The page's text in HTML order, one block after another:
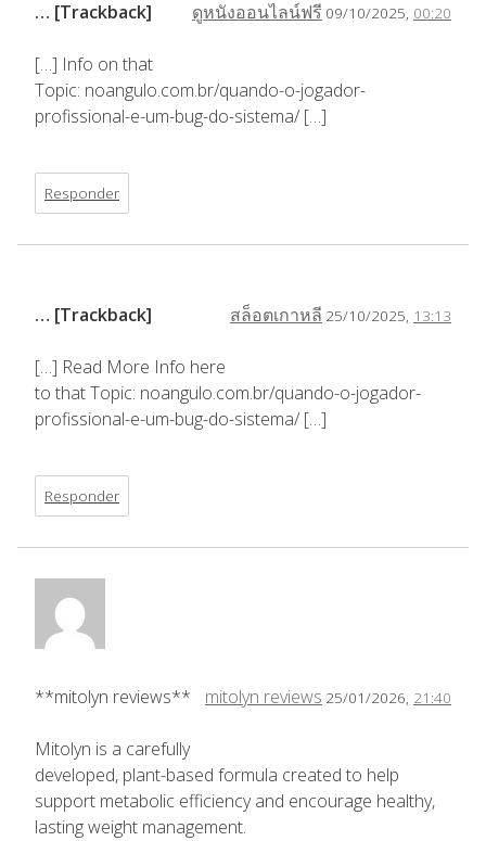
ดูหนังออนไลน์ฟรี 09/10/2025, 00:20
… [Trackback]
[…] Info on that
Topic: noangulo.com.br/quando-o-jogador-
profissional-e-um-bug-do-sistema/ […]
Responder
สล็อตเกาหลี 25/10/2025, 13:13
… [Trackback]
[…] Read More Info here
to that Topic: noangulo.com.br/quando-o-jogador-
profissional-e-um-bug-do-sistema/ […]
Responder
mitolyn reviews 25/01/2026, 21:40
**mitolyn reviews**
Mitolyn is a carefully
developed, plant-based formula created to help
support metabolic efficiency and encourage healthy,
lasting weight management.